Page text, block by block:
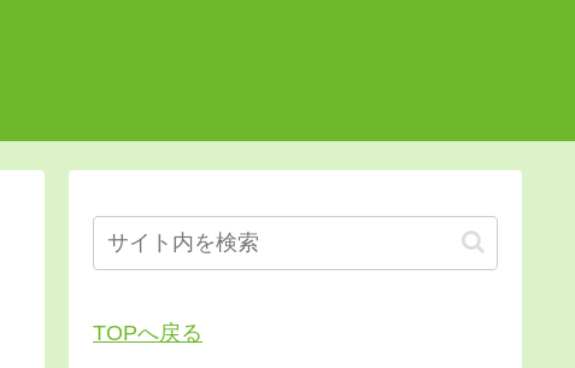
TOPへ戻る